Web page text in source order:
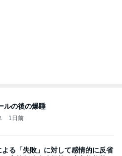
ルの後の爆睡
1日前
る「失敗」に対して感情的に反省